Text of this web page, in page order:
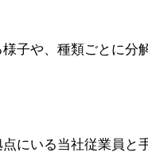
子や、種類ごとに
にいる当社従業員と